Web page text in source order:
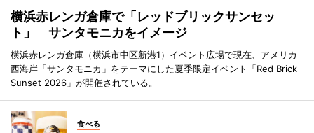
横浜赤レンガ倉庫で「レッドブリックサンセッ
ト」 サンタモニカをイメージ
横浜赤レンガ倉庫（横浜市中区新港1）イベント広場で現在、アメリカ
西海岸「サンタモニカ」をテーマにした夏季限定イベント「Red Brick
Sunset 2026」が開催されている。
食べる